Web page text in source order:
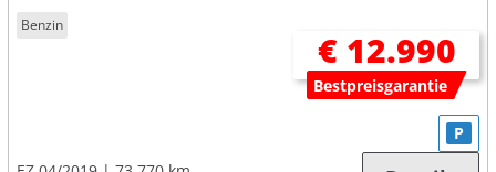
Benzin
€ 12.990
Bestpreisgarantie
P